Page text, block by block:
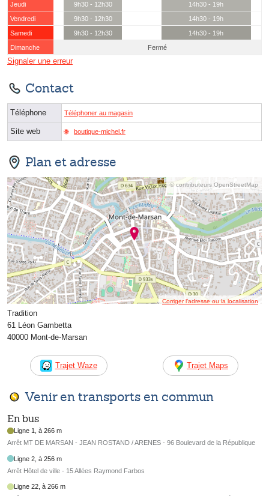
Jeudi
9h30 - 12h30
14h30 - 19h
Vendredi
9h30 - 12h30
14h30 - 19h
Samedi
9h30 - 12h30
14h30 - 19h
Dimanche
Fermé
Signaler une erreur
Contact
Téléphone Téléphoner au magasin
Site web boutique-michel.fr
Plan et adresse
© contributeurs OpenStreetMap
Corriger l’adresse ou la localisation
Tradition
61 Léon Gambetta
40000 Mont-de-Marsan
Trajet Waze Trajet Maps
Venir en transports en commun
En bus
Ligne 1, à 266 m
Arrêt MT DE MARSAN - JEAN ROSTAND / ARENES - 96 Boulevard de la République
Ligne 2, à 256 m
Arrêt Hôtel de ville - 15 Allées Raymond Farbos
Ligne 22, à 266 m